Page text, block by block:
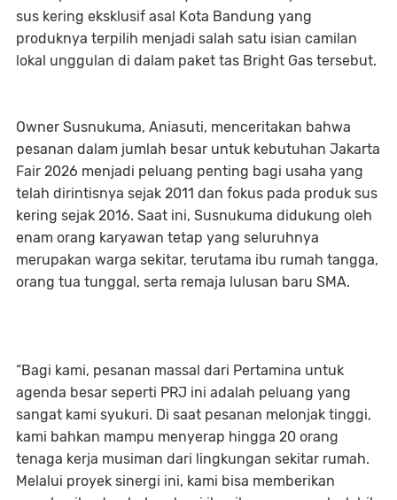
sus kering eksklusif asal Kota Bandung yang
produknya terpilih menjadi salah satu isian camilan
lokal unggulan di dalam paket tas Bright Gas tersebut.
Owner Susnukuma, Aniasuti, menceritakan bahwa
pesanan dalam jumlah besar untuk kebutuhan Jakarta
Fair 2026 menjadi peluang penting bagi usaha yang
telah dirintisnya sejak 2011 dan fokus pada produk sus
kering sejak 2016. Saat ini, Susnukuma didukung oleh
enam orang karyawan tetap yang seluruhnya
merupakan warga sekitar, terutama ibu rumah tangga,
orang tua tunggal, serta remaja lulusan baru SMA.
“Bagi kami, pesanan massal dari Pertamina untuk
agenda besar seperti PRJ ini adalah peluang yang
sangat kami syukuri. Di saat pesanan melonjak tinggi,
kami bahkan mampu menyerap hingga 20 orang
tenaga kerja musiman dari lingkungan sekitar rumah.
Melalui proyek sinergi ini, kami bisa memberikan